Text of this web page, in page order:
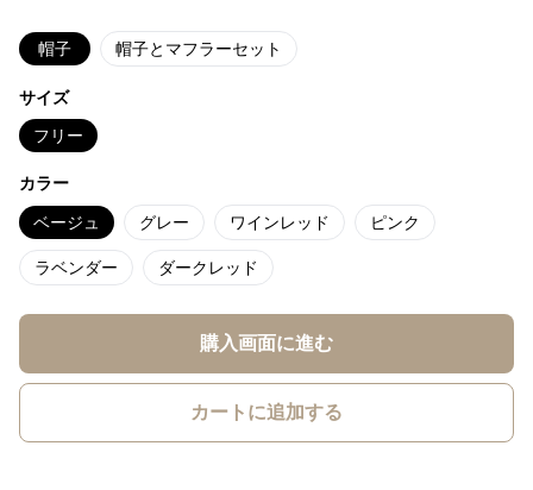
帽子 帽子とマフラーセット
サイズ
フリー
カラー
ベージュ グレー ワインレッド ピンク
ラベンダー ダークレッド
購入画面に進む
カートに追加する